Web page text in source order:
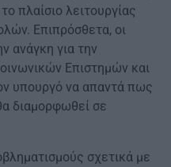
πλαίσιο λειτουργίας
Επιπρόσθετα, οι
ανάγκη για την
Επιστημών και
υπουργό να απαντά πως
διαμορφωθεί σε
σχετικά με